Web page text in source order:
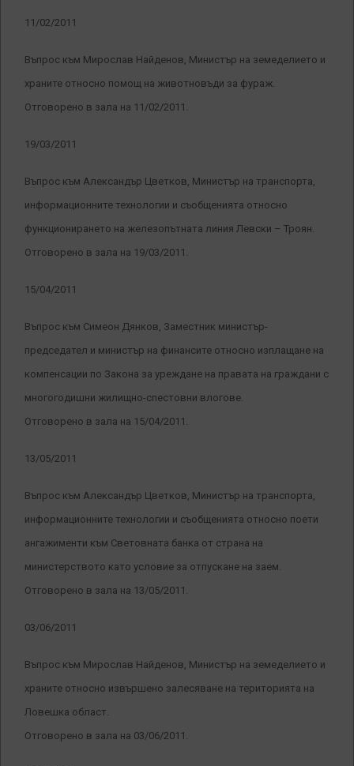
11/02/2011
Въпрос към Мирослав Найденов, Министър на земеделието и
храните относно помощ на животновъди за фураж.
Отговорено в зала на 11/02/2011.
19/03/2011
Въпрос към Александър Цветков, Министър на транспорта,
информационните технологии и съобщенията относно
функционирането на железопътната линия Левски – Троян.
Отговорено в зала на 19/03/2011.
15/04/2011
Въпрос към Симеон Дянков, Заместник министър-
председател и министър на финансите относно изплащане на
компенсации по Закона за уреждане на правата на граждани с
многогодишни жилищно-спестовни влогове.
Отговорено в зала на 15/04/2011.
13/05/2011
Въпрос към Александър Цветков, Министър на транспорта,
информационните технологии и съобщенията относно поети
ангажименти към Световната банка от страна на
министерството като условие за отпускане на заем.
Отговорено в зала на 13/05/2011.
03/06/2011
Въпрос към Мирослав Найденов, Министър на земеделието и
храните относно извършено залесяване на територията на
Ловешка област.
Отговорено в зала на 03/06/2011.